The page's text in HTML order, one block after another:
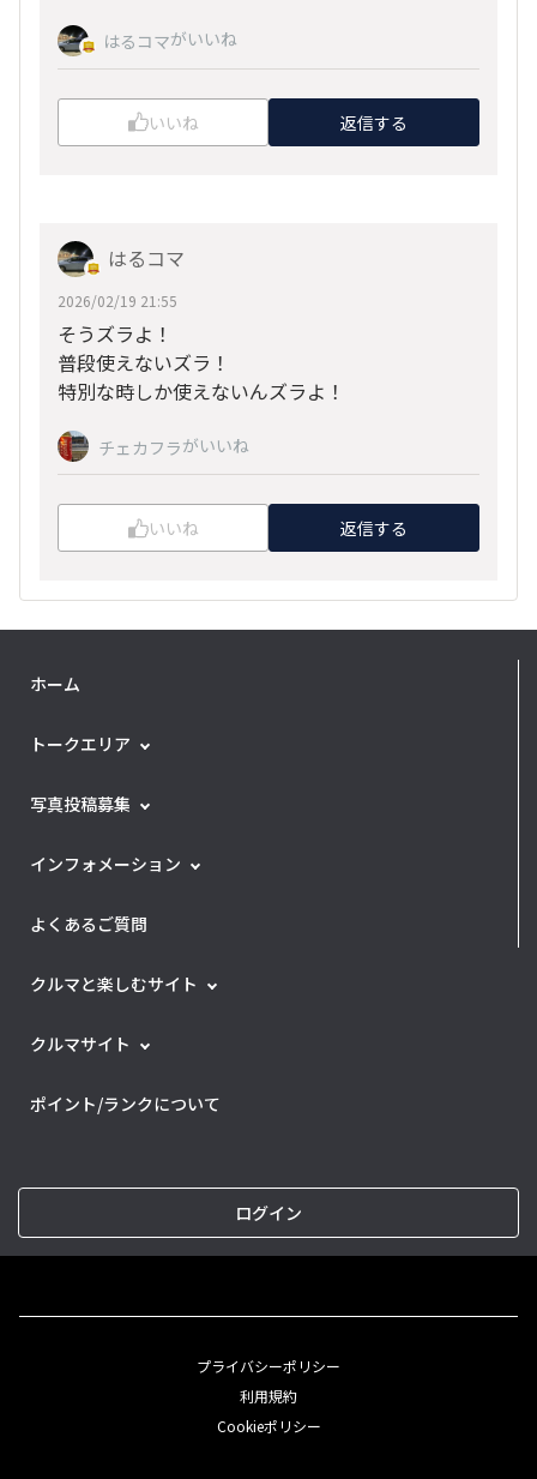
はるコマがいいね
いいね 返信する
はるコマ
2026/02/19 21:55
そうズラよ！
普段使えないズラ！
特別な時しか使えないんズラよ！
チェカフラがいいね
いいね 返信する
ホーム
トークエリア
写真投稿募集
インフォメーション
よくあるご質問
クルマと楽しむサイト
クルマサイト
ポイント/ランクについて
ログイン
プライバシーポリシー
利用規約
Cookieポリシー